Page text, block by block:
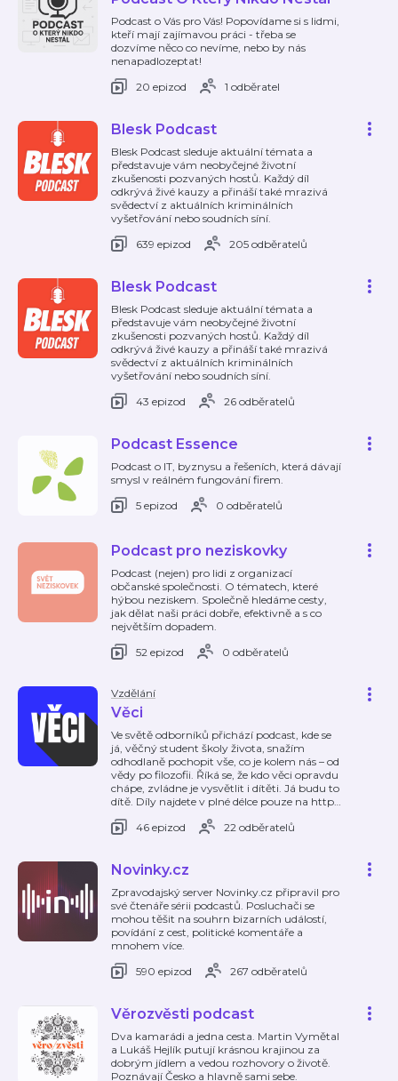
Podcast o Vás pro Vás! Popovídame si s lidmi,
kteří mají zajímavou práci - třeba se
dozvíme něco co nevíme, nebo by nás
nenapadlozeptat!
20 epizod
1 odběratel
Blesk Podcast
Blesk Podcast sleduje aktuální témata a
představuje vám neobyčejné životní
zkušenosti pozvaných hostů. Každý díl
odkrývá živé kauzy a přináší také mrazivá
svědectví z aktuálních kriminálních
vyšetřování nebo soudních síní.
639 epizod
205 odběratelů
Blesk Podcast
Blesk Podcast sleduje aktuální témata a
představuje vám neobyčejné životní
zkušenosti pozvaných hostů. Každý díl
odkrývá živé kauzy a přináší také mrazivá
svědectví z aktuálních kriminálních
vyšetřování nebo soudních síní.
43 epizod
26 odběratelů
Podcast Essence
Podcast o IT, byznysu a řešeních, která dávají
smysl v reálném fungování firem.
5 epizod
0 odběratelů
Podcast pro neziskovky
Podcast (nejen) pro lidi z organizací
občanské společnosti. O tématech, které
hýbou neziskem. Společně hledáme cesty,
jak dělat naši práci dobře, efektivně a s co
největším dopadem.
52 epizod
0 odběratelů
Vzdělání
Věci
Ve světě odborníků přichází podcast, kde se
já, věčný student školy života, snažím
odhodlaně pochopit vše, co je kolem nás – od
vědy po filozofii. Říká se, že kdo věci opravdu
chápe, zvládne je vysvětlit i dítěti. Já budu to
dítě. Díly najdete v plné délce pouze na http…
46 epizod
22 odběratelů
Novinky.cz
Zpravodajský server Novinky.cz připravil pro
své čtenáře sérii podcastů. Posluchači se
mohou těšit na souhrn bizarních událostí,
povídání z cest, politické komentáře a
mnohem více.
590 epizod
267 odběratelů
Věrozvěsti podcast
Dva kamarádi a jedna cesta. Martin Vymětal
a Lukáš Hejlík putují krásnou krajinou za
dobrým jídlem a vedou rozhovory o životě.
Poznávají Česko a hlavně sami sebe.